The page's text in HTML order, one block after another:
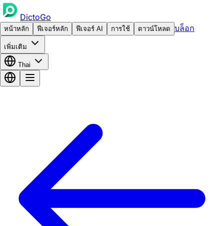
DictoGo
หน้าหลัก ฟีเจอร์หลัก ฟีเจอร์ AI การใช้ ดาวน์โหลด บล็อก
เพิ่มเติม
Thai